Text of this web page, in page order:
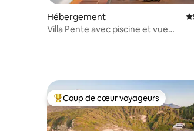
Hébergement
Villa Pente avec piscine et vue
Coups de cœur voyageurs les plus
Coup de cœur voyageurs